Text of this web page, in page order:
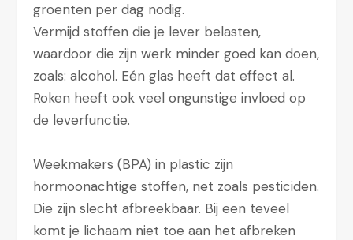
groenten per dag nodig.
Vermijd stoffen die je lever belasten,
waardoor die zijn werk minder goed kan doen,
zoals: alcohol. Eén glas heeft dat effect al.
Roken heeft ook veel ongunstige invloed op
de leverfunctie.
Weekmakers (BPA) in plastic zijn
hormoonachtige stoffen, net zoals pesticiden.
Die zijn slecht afbreekbaar. Bij een teveel
komt je lichaam niet toe aan het afbreken